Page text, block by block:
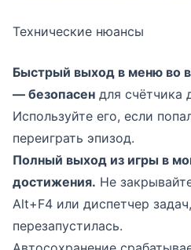
Технические нюансы
Быстрый выход в меню во
— безопасен для счётчика
Используйте его, если
переиграть эпизод.
Полный выход из игры в
достижения. Не
Alt+F4 или диспетчер
перезапустилась.